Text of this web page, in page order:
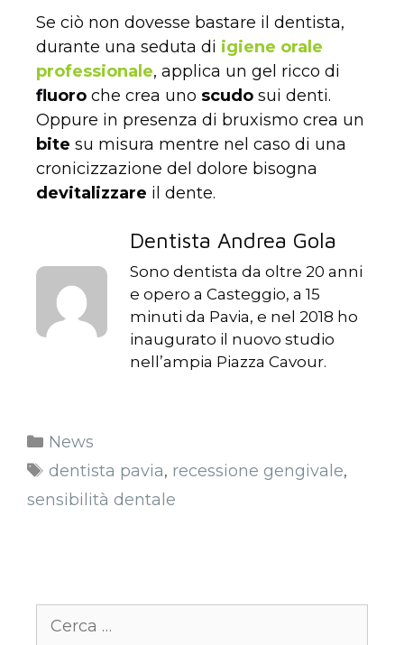
Se ciò non dovesse bastare il dentista,
durante una seduta di igiene orale
professionale, applica un gel ricco di
fluoro che crea uno scudo sui denti.
Oppure in presenza di bruxismo crea un
bite su misura mentre nel caso di una
cronicizzazione del dolore bisogna
devitalizzare il dente.
Dentista Andrea Gola
Sono dentista da oltre 20 anni
e opero a Casteggio, a 15
minuti da Pavia, e nel 2018 ho
inaugurato il nuovo studio
nell’ampia Piazza Cavour.
News
dentista pavia, recessione gengivale,
sensibilità dentale